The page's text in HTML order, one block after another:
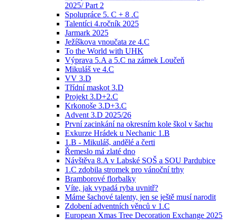
2025/ Part 2
Spolupráce 5. C + 8 .C
Talentíci 4.ročník 2025
Jarmark 2025
Ježíškova vnoučata ze 4.C
To the World with UHK
Výprava 5.A a 5.C na zámek Loučeň
Mikuláš ve 4.C
VV 3.D
Třídní maskot 3.D
Projekt 3.D+2.C
Krkonoše 3.D+3.C
Advent 3.D 2025/26
První zacinkání na okresním kole škol v šachu
Exkurze Hrádek u Nechanic 1.B
1.B - Mikuláš, andělé a čerti
Řemeslo má zlaté dno
Návštěva 8.A v Labské SOŠ a SOU Pardubice
1.C zdobila stromek pro vánoční trhy
Bramborové florbalky
Víte, jak vypadá ryba uvnitř?
Máme šachové talenty, jen se ještě musí narodit
Zdobení adventních věnců v 1.C
European Xmas Tree Decoration Exchange 2025